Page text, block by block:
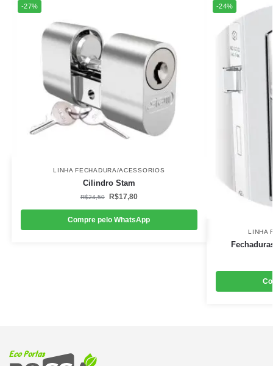
-27%
LINHA FECHADURA/ACESSORIOS
Cilindro Stam
R$24,50 R$17,80
Compre pelo WhatsApp
-24%
LINHA